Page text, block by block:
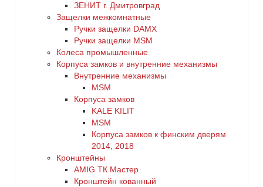
ЗЕНИТ г. Дмитровград
Защелки межкомнатные
Ручки защелки DAMX
Ручки защелки MSM
Колеса промышленные
Корпуса замков и внутренние механизмы
Внутренние механизмы
MSM
Корпуса замков
KALE KILIT
MSM
Корпуса замков к финским дверям
2014, 2018
Кронштейны
AMIG ТК Мастер
Кронштейн кованный